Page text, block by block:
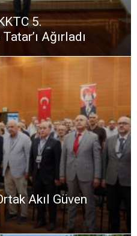
5.
Ağırladı
Akıl Güven